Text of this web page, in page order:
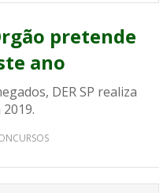
pretende
ano
DER SP realiza